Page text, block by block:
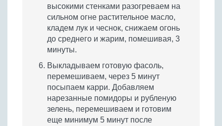
высокими стенками разогреваем на
сильном огне растительное масло,
кладем лук и чеснок, снижаем огонь
до среднего и жарим, помешивая, 3
минуты.
Выкладываем готовую фасоль,
перемешиваем, через 5 минут
посыпаем карри. Добавляем
нарезанные помидоры и рубленую
зелень, перемешиваем и готовим
еще минимум 5 минут после